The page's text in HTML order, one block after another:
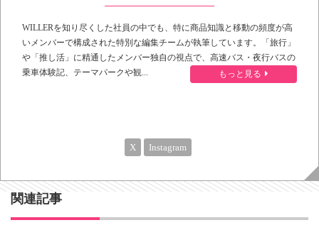
WILLERを知り尽くした社員の中でも、特に商品知識と移動の頻度が高
いメンバーで構成された特別な編集チームが執筆しています。「旅行」
や「推し活」に精通したメンバー独自の視点で、高速バス・夜行バスの
乗車体験記、テーマパークや観...
もっと見る
X Instagram
関連記事